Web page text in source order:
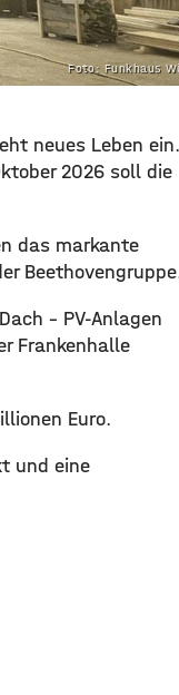
Foto: Funkhaus
neues Leben ein.
2026 soll die
das markante
– PV-Anlagen
Frankenhalle
Euro.
und eine